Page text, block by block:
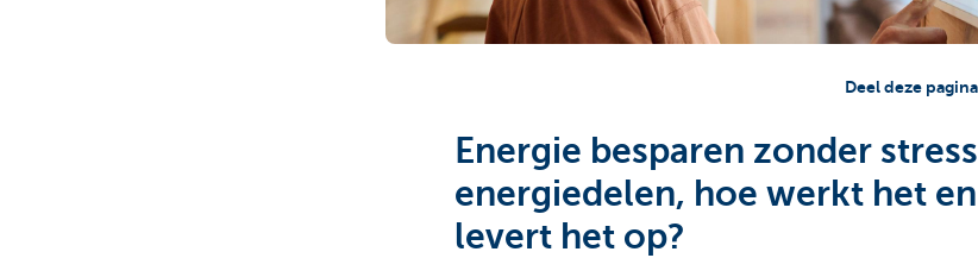
Deel deze pagina
Energie besparen zonder
energiedelen, hoe werkt het
levert het op?